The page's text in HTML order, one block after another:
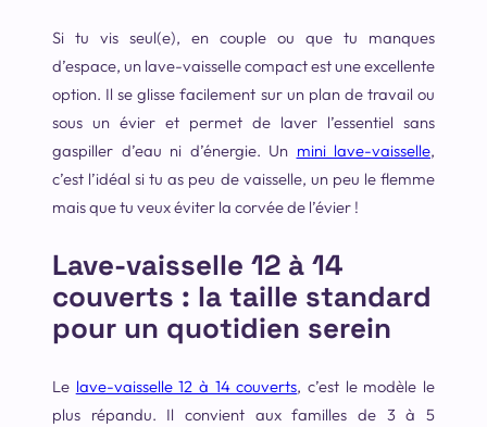
Si tu vis seul(e), en couple ou que tu manques
d’espace, un lave-vaisselle compact est une excellente
option. Il se glisse facilement sur un plan de travail ou
sous un évier et permet de laver l’essentiel sans
gaspiller d’eau ni d’énergie. Un mini lave-vaisselle,
c’est l’idéal si tu as peu de vaisselle, un peu le flemme
mais que tu veux éviter la corvée de l’évier !
Lave-vaisselle 12 à 14
couverts : la taille standard
pour un quotidien serein
Le lave-vaisselle 12 à 14 couverts, c’est le modèle le
plus répandu. Il convient aux familles de 3 à 5